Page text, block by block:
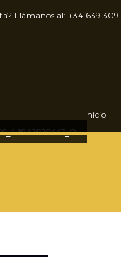
Llámanos al: +34 639 309
Inicio